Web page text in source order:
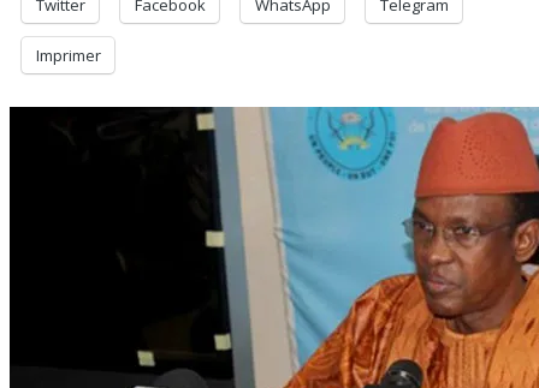
Twitter Facebook WhatsApp Telegram
Imprimer